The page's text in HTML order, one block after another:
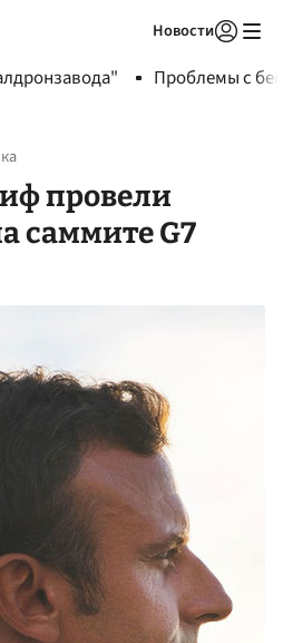
Новости
Проблемы с
провели
саммите G7